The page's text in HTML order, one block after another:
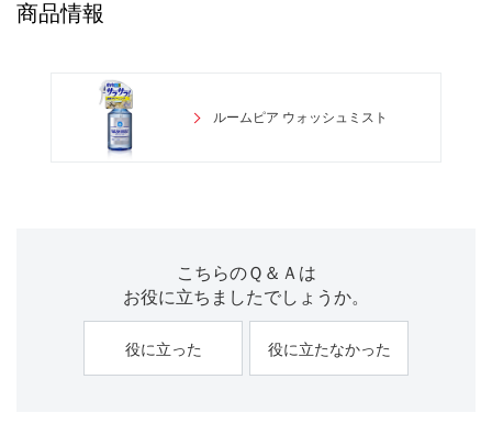
商品情報
ルームピア ウォッシュミスト
こちらのＱ＆Ａは
お役に立ちましたでしょうか。
役に立った 役に立たなかった